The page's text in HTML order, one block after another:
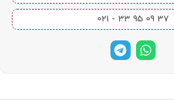
37 09 95 33 - 021​